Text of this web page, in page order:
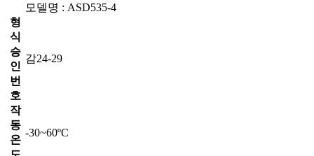
모델명 : ASD535-4
형
식
승
인
번
호
감24-29
작
동
온
-30~60ºC